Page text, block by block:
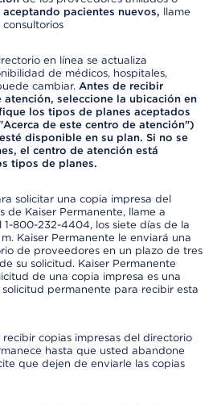
aceptando pacientes nuevos, llame
en línea se actualiza
de médicos, hospitales,
cambiar. Antes de recibir
atención, seleccione la ubicación en
los tipos de planes aceptados
de este centro de atención")
disponible en su plan. Si no se
el centro de atención está
tipos de planes.
solicitar una copia impresa del
de Kaiser Permanente, llame a
1-800-232-4404, los siete días de la
Kaiser Permanente le enviará una
de proveedores en un plazo de tres
su solicitud. Kaiser Permanente
de una copia impresa es una
permanente para recibir esta
copias impresas del directorio
hasta que usted abandone
que dejen de enviarle las copias